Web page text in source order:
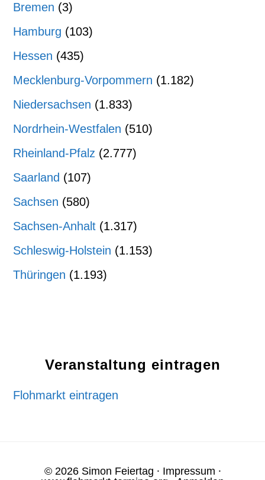
Bremen (3)
Hamburg (103)
Hessen (435)
Mecklenburg-Vorpommern (1.182)
Niedersachsen (1.833)
Nordrhein-Westfalen (510)
Rheinland-Pfalz (2.777)
Saarland (107)
Sachsen (580)
Sachsen-Anhalt (1.317)
Schleswig-Holstein (1.153)
Thüringen (1.193)
Veranstaltung eintragen
Flohmarkt eintragen
© 2026 Simon Feiertag ⸱ Impressum ⸱